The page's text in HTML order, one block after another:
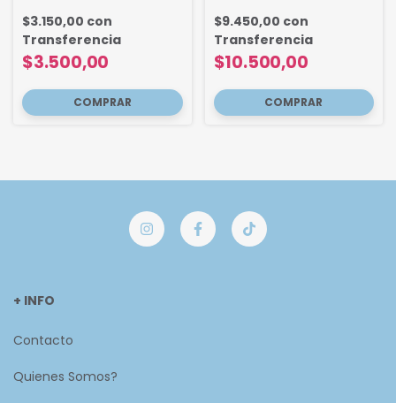
$3.500,00
$3.150,00 con
Transferencia
$10.500,00
$9.450,00 con
Transferencia
+ INFO
Contacto
Quienes Somos?